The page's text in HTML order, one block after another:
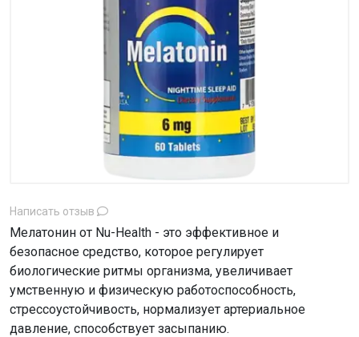
Написать отзыв
Мелатонин от Nu-Health - это эффективное и
безопасное средство, которое регулирует
биологические ритмы организма, увеличивает
умственную и физическую работоспособность,
стрессоустойчивость, нормализует артериальное
давление, способствует засыпанию.